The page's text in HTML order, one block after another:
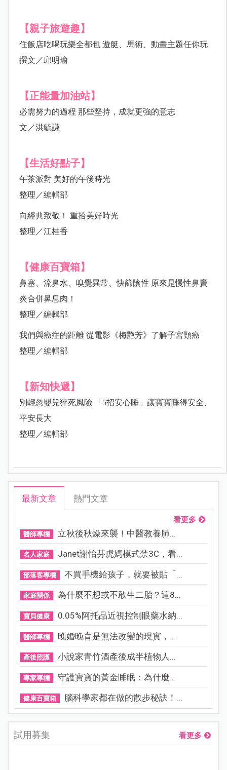
【親子旅遊趣】
住飯店吃喝玩樂全都包 遊艇、馬術、動畫主題任你玩
撰文／邱明瑜
【正能量加油站】
必需努力的過程 那些堅持，成就更強的意志
文／洪毓謙
【生活好點子】
午茶派對 美好的午後時光
整理／編輯部
向經典致敬！ 重拾美好時光
整理／江桂香
【健康百寶箱】
鼻塞、流鼻水、嗅覺異常、快篩陰性 原來是慢性鼻竇
炎合併鼻息肉！
整理／編輯部
我們與癌症的距離 從電影《梅艷芳》了解子宮頸癌
整理／編輯部
【新知快遞】
別輕忽嬰兒猝死風險 「5招安心睡」讓寶寶睡得安全、
平安長大
整理／編輯部
最新文章 熱門文章
看更多
醫師專欄 立秋後秋燥來襲！中醫教養肺...
名人家庭 Janet謝怡芬虎媽模式禁3C，看...
部落客專欄 不買手機給孩子，就要被貼「...
家庭關係 為什麼不想或不敢生二胎？這8...
寶貝健康 0.05%阿托品近視控制眼藥水納...
醫師專欄 晚婚晚育是無法改變的現實，...
產後照護 小說家青竹酒產後成半植物人...
專家專欄 守護寶寶的黃金睡眠：為什麼...
健康百寶箱 腦科學家都在做的散步秘訣！...
試用募集 看更多